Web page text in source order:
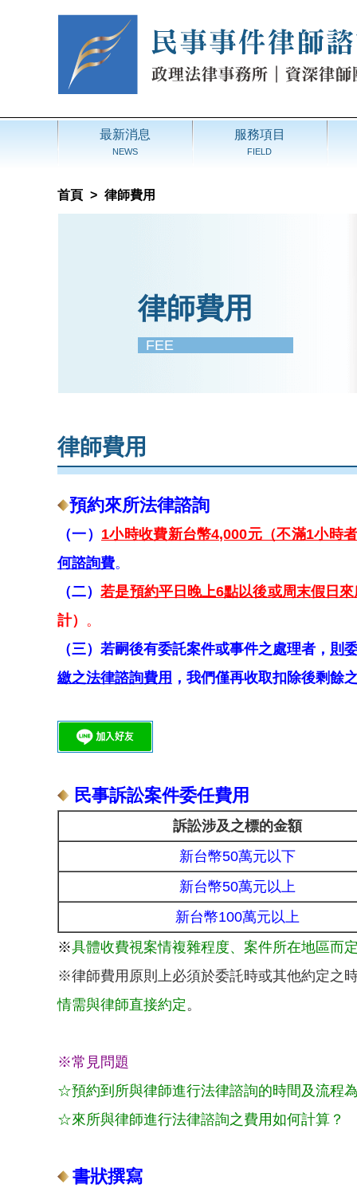
最新消息
NEWS
服務項目
FIELD
首頁 > 律師費用
律師費用
FEE
律師費用
預約來所法律諮詢
（一） 1小時收費新台幣4,000元（不滿1小時者
何諮詢費。
（二）若是預約平日晚上6點以後或周末假日
計） 。
（三） 若嗣後有委託案件或事件之處理者， 則
繳之法律諮詢費用 ，我們僅再收取扣除後剩餘
民事訴訟案件委任費用
訴訟涉及之標的金額
新台幣50萬元以下
新台幣50萬元以上
新台幣100萬元以上
※具體收費視案情複雜程度、案件所在地區而
※律師費用原則上必須於委託時或其他約定之
情需與律師直接約定。
※常見問題
☆預約到所與律師進行法律諮詢的時間及流程
☆來所與律師進行法律諮詢之費用如何計算？
書狀撰寫